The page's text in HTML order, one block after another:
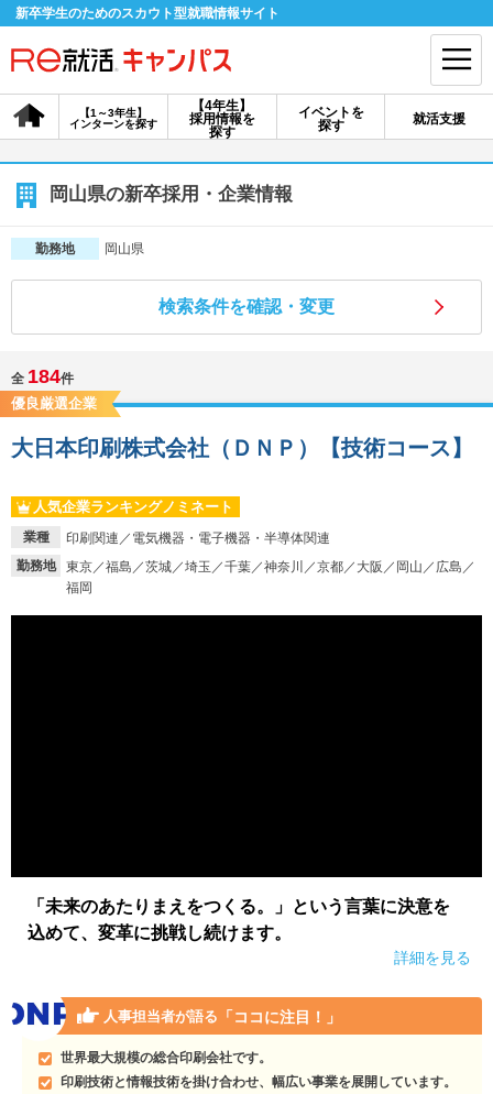
新卒学生のためのスカウト型就職情報サイト
【4年生】
採用情報を
探す
【1～3年生】
インターンを探す
イベントを
探す
就活支援
会員登録 ログイン
会員ID・パスワードを忘れた方はこちら
探す
【4年生】
【1～3年生】
イベントを探す スカウト お知らせ
就活支援
就活ノウハウが満載！ お役立ち記事・相談室など
適職診断 就活チャンネル
岡山県の新卒採用・企業情報
勤務地 岡山県
検索条件を確認・変更
全 184件
優良厳選企業
業種
印刷関連／電気機器・電子機器・半導体関連
勤務地
東京／福島／茨城／埼玉／千葉／神奈川／京都／大阪／岡山／広島／
福岡
大日本印刷株式会社（ＤＮＰ）【技術コース】
人気企業ランキングノミネート
「未来のあたりまえをつくる。」という言葉に決意を
込めて、変革に挑戦し続けます。
詳細を見る
人事担当者が語る 「ココに注目！」
世界最大規模の総合印刷会社です。
印刷技術と情報技術を掛け合わせ、幅広い事業を展開しています。